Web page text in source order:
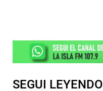
SEGUI LEYENDO